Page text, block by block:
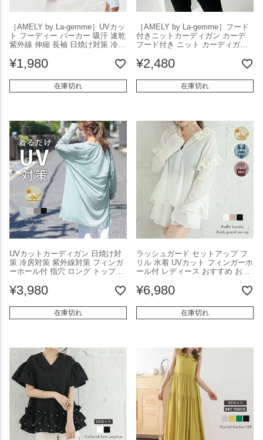
［AMELY by La-gemme］UVカッ
ト フーディー パーカー 吸汗 速乾
紫外線 伸縮 長袖 日焼け対策 冷房
ル スポーツ ゴルフ 水泳 海 レジ
ャー 旅行 通年 春夏 レディース
【aot205-039】【即納：1-5営業
日】【送料無料】メ込2
¥1,980
在庫切れ
［AMELY by La-gemme］フード
付きニットカーディガン カーデ
フード付き ニット カーディガン
線対策 エアコン対策 無地 長袖 春
夏 フェミニン カジュアル
【amww-ap0007】【即納：1-5営
業日】【送料無料】メ込2
¥2,480
在庫切れ
UVカットカーディガン 日焼け対
策 冷房対策 紫外線対策 フィンガ
ーホール付 指穴 ロング トップス
ズ おすすめ ブラック 2025春夏新
作【lsot303-621】【即納：1-5営
業日】【送料無料】メ込1
¥3,980
在庫切れ
ラッシュガード セットアップ フ
リル 水着 UVカット フィンガーホ
ール付 レディース おすすめ おし
春夏新作【lsse306-776】【即納：
1-5営業日】【送料無料】メ込2
¥6,980
在庫切れ